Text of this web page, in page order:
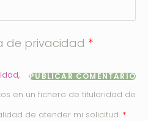
de privacidad *
en un fichero de titularidad de
de atender mi solicitud. *